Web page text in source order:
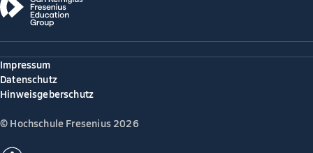
Impressum
Datenschutz
Hinweisgeberschutz
© Hochschule Fresenius 2026